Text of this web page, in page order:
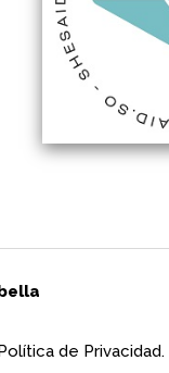
de Privacidad.